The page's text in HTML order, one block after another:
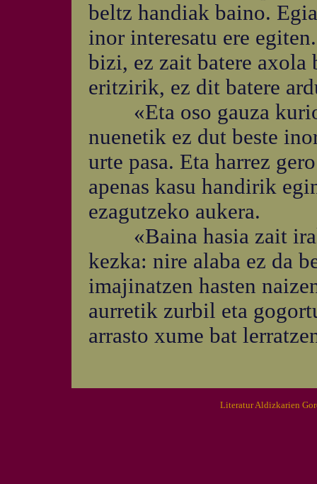
beltz handiak baino.
inor interesatu ere
bizi, ez zait batere axola
eritzirik, ez dit batere
«Eta oso gauza
nuenetik ez dut beste
urte pasa. Eta harrez
apenas kasu handirik
ezagutzeko aukera.
«Baina hasia zait
kezka: nire alaba ez da
imajinatzen hasten
aurretik zurbil eta
arrasto xume bat
Literatur Aldizkarien